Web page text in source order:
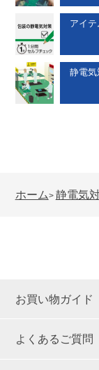
アイ
静電気
ホーム> 静電気
お買い物ガイド
よくあるご質問